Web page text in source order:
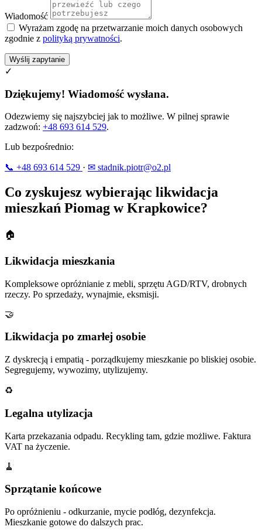
Wiadomość
Wyrażam zgodę na przetwarzanie moich danych osobowych
zgodnie z polityką prywatności.
Wyślij zapytanie
✓
Dziękujemy! Wiadomość wysłana.
Odezwiemy się najszybciej jak to możliwe. W pilnej sprawie
zadzwoń: +48 693 614 529.
Lub bezpośrednio:
📞 +48 693 614 529 · ✉ stadnik.piotr@o2.pl
Co zyskujesz wybierając likwidacja
mieszkań Piomag w Krapkowice?
🏠
Likwidacja mieszkania
Kompleksowe opróżnianie z mebli, sprzętu AGD/RTV, drobnych
rzeczy. Po sprzedaży, wynajmie, eksmisji.
🤝
Likwidacja po zmarłej osobie
Z dyskrecją i empatią - porządkujemy mieszkanie po bliskiej osobie.
Segregujemy, wywozimy, utylizujemy.
♻️
Legalna utylizacja
Karta przekazania odpadu. Recykling tam, gdzie możliwe. Faktura
VAT na życzenie.
🧹
Sprzątanie końcowe
Po opróżnieniu - odkurzanie, mycie podłóg, dezynfekcja.
Mieszkanie gotowe do dalszych prac.